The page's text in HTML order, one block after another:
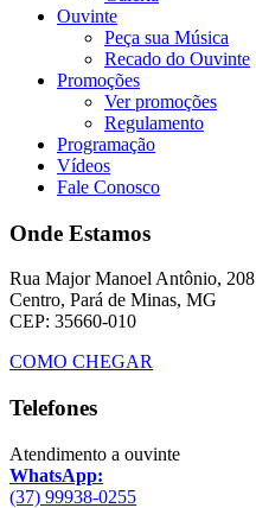
Ouvinte
Peça sua Música
Recado do Ouvinte
Promoções
Ver promoções
Regulamento
Programação
Vídeos
Fale Conosco
Onde Estamos
Rua Major Manoel Antônio, 208
Centro, Pará de Minas, MG
CEP: 35660-010
COMO CHEGAR
Telefones
Atendimento a ouvinte
WhatsApp:
(37) 99938-0255